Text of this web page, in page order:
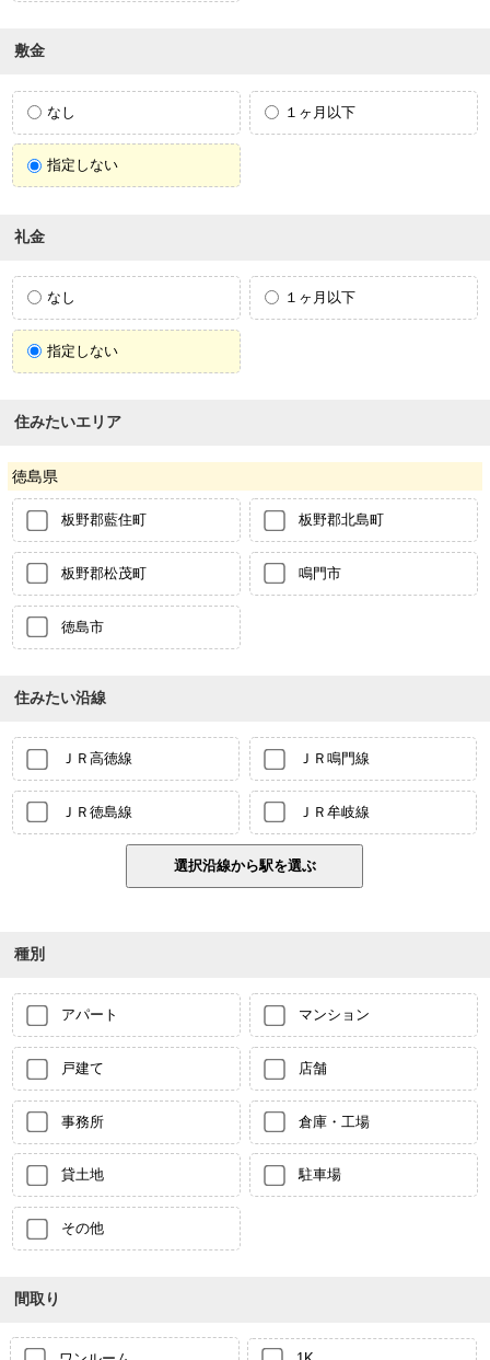
敷金
なし １ヶ月以下
指定しない
礼金
なし １ヶ月以下
指定しない
住みたいエリア
徳島県
板野郡藍住町 板野郡北島町
板野郡松茂町 鳴門市
徳島市
住みたい沿線
ＪＲ高徳線 ＪＲ鳴門線
ＪＲ徳島線 ＪＲ牟岐線
種別
アパート マンション
戸建て 店舗
事務所 倉庫・工場
貸土地 駐車場
その他
間取り